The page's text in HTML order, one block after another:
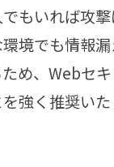
もいれば攻撃
境でも情報
め、Webセ
強く推奨いた